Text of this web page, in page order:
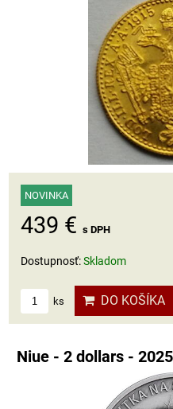
NOVINKA
439 € s DPH
Dostupnosť:Skladom
ks DO KOŠÍKA
Niue - 2 dollars -